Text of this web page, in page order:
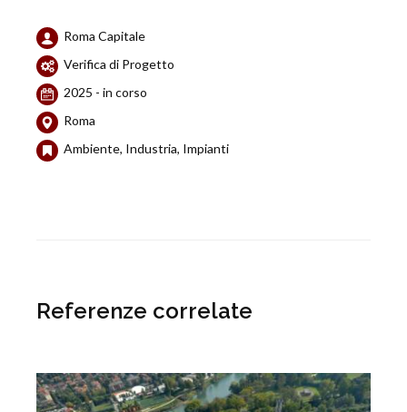
Roma Capitale
Verifica di Progetto
2025 - in corso
Roma
Ambiente, Industria, Impianti
Referenze correlate